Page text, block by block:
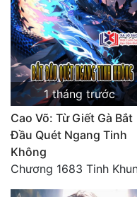
Tính Cách Nhân Vật :
Cơ Trí
Sát Phạt Quyết Đoán
Vô Sỉ
Điềm Đạm
1 tháng trước
Cao Võ: Từ Giết Gà Bắt
Đầu Quét Ngang Tinh
Không